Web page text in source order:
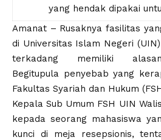
yang hendak dipakai
Amanat – Rusaknya fasilitas
di Universitas Islam Negeri
terkadang memiliki
Begitupula penyebab yang
Fakultas Syariah dan Hukum
Kepala Sub Umum FSH UIN
kepada seorang mahasiswa
kunci di meja resepsionis,